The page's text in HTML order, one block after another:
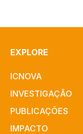
EXPLORE
ICNOVA
INVESTIGAÇÃO
PUBLICAÇÕES
IMPACTO